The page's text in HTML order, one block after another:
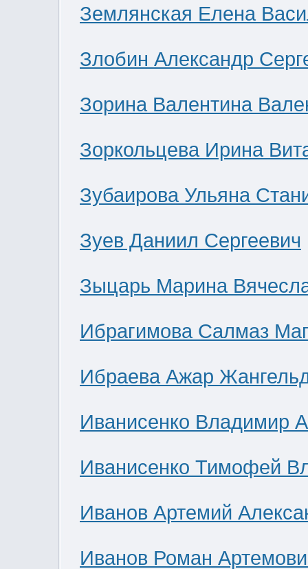
Землянская Елена
Злобин Александр
Зорина Валентина
Зоркольцева Ирина
Зубаирова Ульяна
Зуев Даниил Сергеевич
Зыцарь Марина
Ибрагимова Салмаз
Ибраева Ажар
Иванисенко Владимир
Иванисенко Тимофей
Иванов Артемий
Иванов Роман